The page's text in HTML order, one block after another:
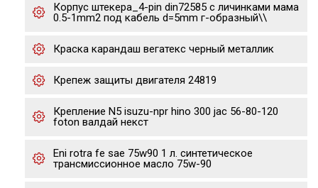
Корпус штекера_4-pin din72585 с личинками мама
0.5-1mm2 под кабель d=5mm г-образный\\
Краска карандаш вегатекс черный металлик
Крепеж защиты двигателя 24819
Крепление N5 isuzu-npr hino 300 jac 56-80-120
foton валдай некст
Eni rotra fe sae 75w90 1 л. cинтетическое
трансмиссионное масло 75w-90